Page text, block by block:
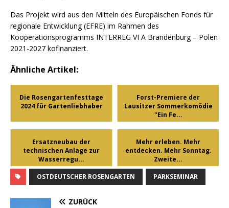
Das Projekt wird aus den Mitteln des Europäischen Fonds für
regionale Entwicklung (EFRE) im Rahmen des
Kooperationsprogramms INTERREG VI A Brandenburg – Polen
2021-2027 kofinanziert.
Ähnliche Artikel:
Die Rosengartenfesttage
2024 für Gartenliebhaber
Forst-Premiere der
Lausitzer Sommerkomödie
"Ein Fe...
Ersatzneubau der
technischen Anlage zur
Wasserregu...
Mehr erleben. Mehr
entdecken. Mehr Sonntag.
Zweite...
OSTDEUTSCHER ROSENGARTEN
PARKSEMINAR
ZURÜCK